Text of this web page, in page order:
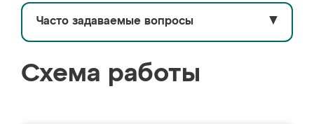
Часто задаваемые вопросы ▼
Схема работы